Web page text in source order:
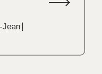
Jean